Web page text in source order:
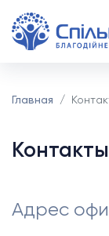
Главная
Контакты
Адрес